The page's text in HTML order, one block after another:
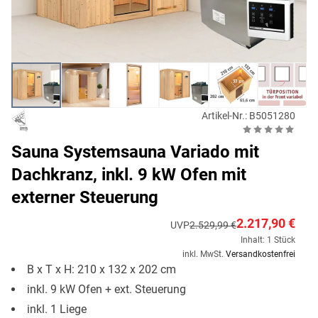
Artikel-Nr.: B5051280
Sauna Systemsauna Variado mit
Dachkranz, inkl. 9 kW Ofen mit
externer Steuerung
UVP2.529,99 €2.217,90 €
Inhalt: 1 Stück
inkl. MwSt. Versandkostenfrei
B x T x H: 210 x 132 x 202 cm
inkl. 9 kW Ofen + ext. Steuerung
inkl. 1 Liege